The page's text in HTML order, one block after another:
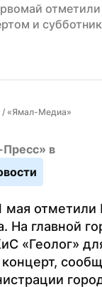
и
/ «Ямал-Медиа»
в
мая отметили
На главной
«Геолог»
концерт,